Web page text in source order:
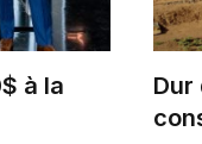
à la
Dur